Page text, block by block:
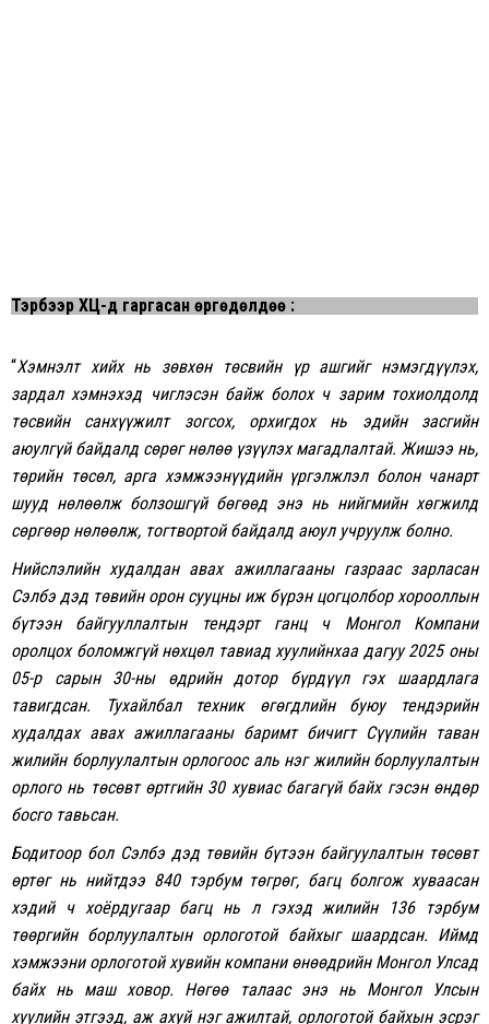
Тэрбээр ҮХЦ-д гаргасан өргөдөлдөө :
“Хэмнэлт хийх нь зөвхөн төсвийн үр ашгийг нэмэгдүүлэх,
зардал хэмнэхэд чиглэсэн байж болох ч зарим тохиолдолд
төсвийн санхүүжилт зогсох, орхигдох нь эдийн засгийн
аюулгүй байдалд сөрөг нөлөө үзүүлэх магадлалтай. Жишээ нь,
төрийн төсөл, арга хэмжээнүүдийн үргэлжлэл болон чанарт
шууд нөлөөлж болзошгүй бөгөөд энэ нь нийгмийн хөгжилд
сөргөөр нөлөөлж, тогтвортой байдалд аюул учруулж болно.
Нийслэлийн худалдан авах ажиллагааны газраас зарласан
Сэлбэ дэд төвийн орон сууцны иж бүрэн цогцолбор хорооллын
бүтээн байгууллалтын тендэрт ганц ч Монгол Компани
оролцох боломжгүй нөхцөл тавиад хуулийнхаа дагуу 2025 оны
05-р сарын 30-ны өдрийн дотор бүрдүүл гэх шаардлага
тавигдсан. Тухайлбал техник өгөгдлийн буюу тендэрийн
худалдах авах ажиллагааны баримт бичигт Сүүлийн таван
жилийн борлуулалтын орлогоос аль нэг жилийн борлуулалтын
орлого нь төсөвт өртгийн 30 хувиас багагүй байх гэсэн өндөр
босго тавьсан.
Бодитоор бол Сэлбэ дэд төвийн бүтээн байгуулалтын төсөвт
өртөг нь нийтдээ 840 тэрбум төгрөг, багц болгож хуваасан
хэдий ч хоёрдугаар багц нь л гэхэд жилийн 136 тэрбум
төөргийн борлуулалтын орлоготой байхыг шаардсан. Иймд
хэмжээни орлоготой хувийн компани өнөөдрийн Монгол Улсад
байх нь маш ховор. Нөгөө талаас энэ нь Монгол Улсын
хуулийн этгээд, аж ахуй нэг ажилтай, орлоготой байхын эсрэг